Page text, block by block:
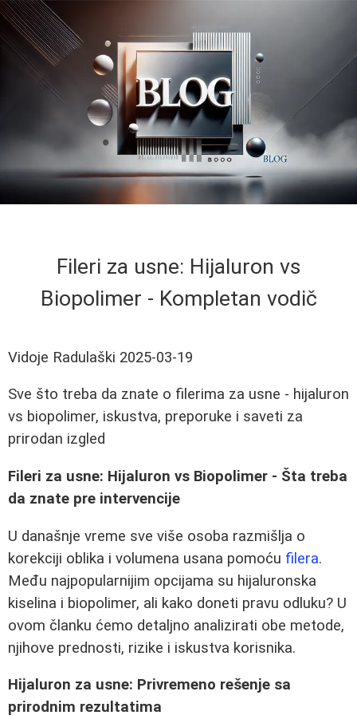
Fileri za usne: Hijaluron vs
Biopolimer - Kompletan vodič
Vidoje Radulaški 2025-03-19
Sve što treba da znate o filerima za usne - hijaluron
vs biopolimer, iskustva, preporuke i saveti za
prirodan izgled
Fileri za usne: Hijaluron vs Biopolimer - Šta treba
da znate pre intervencije
U današnje vreme sve više osoba razmišlja o
korekciji oblika i volumena usana pomoću filera.
Među najpopularnijim opcijama su hijaluronska
kiselina i biopolimer, ali kako doneti pravu odluku? U
ovom članku ćemo detaljno analizirati obe metode,
njihove prednosti, rizike i iskustva korisnika.
Hijaluron za usne: Privremeno rešenje sa
prirodnim rezultatima